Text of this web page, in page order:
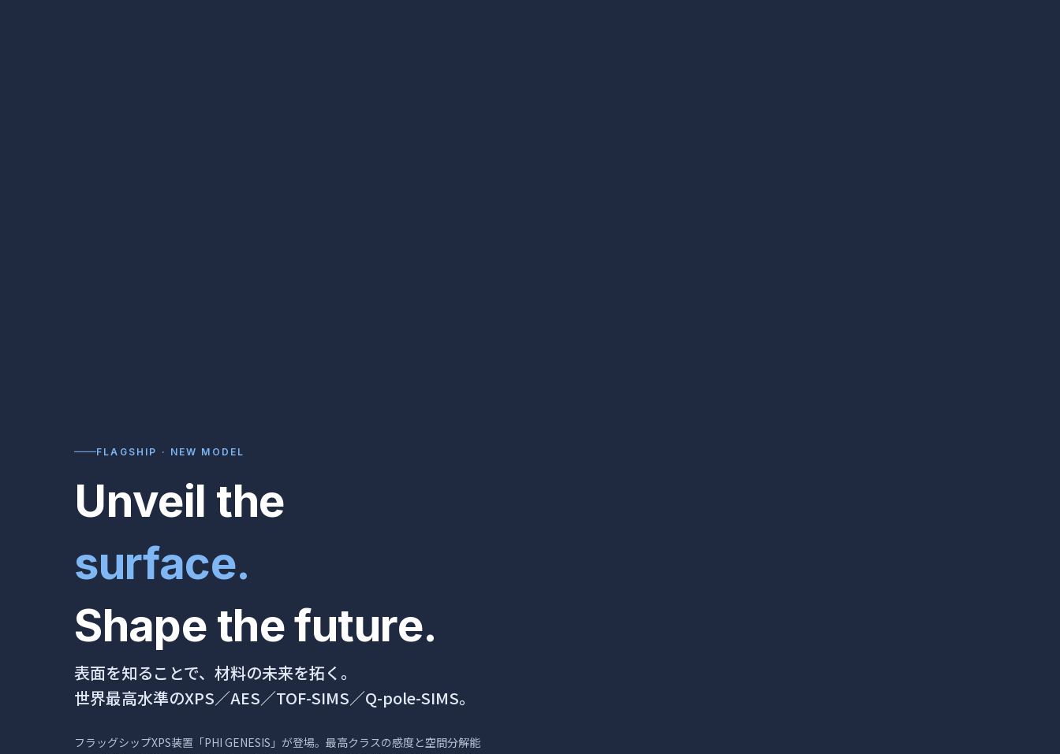
FLAGSHIP · NEW MODEL
Unveil the
surface.
Shape the future.
表面を知ることで、材料の未来を拓く。
世界最高水準のXPS／AES／TOF-SIMS／Q-pole-SIMS。
フラッグシップXPS装置「PHI GENESIS」が登場。最高クラスの感度と空間分解能